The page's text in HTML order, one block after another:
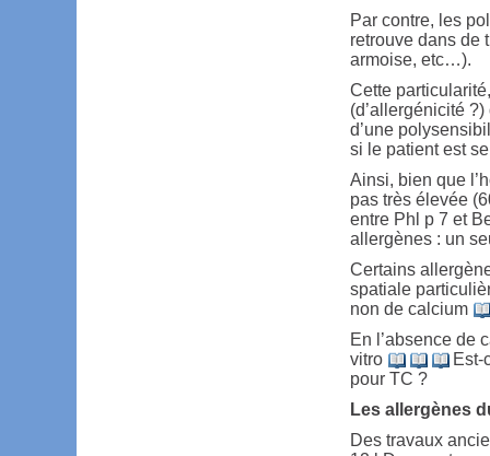
Par contre, les
retrouve dans de
armoise, etc…).
Cette
(d’allergénicité
d’une
si le patient est
Ainsi, bien que
pas très élevée
entre Phl p 7 et
allergènes : un
Certains
spatiale
non de calcium
En l’absence de
vitro
Est-
pour TC ?
Les allergènes
Des travaux